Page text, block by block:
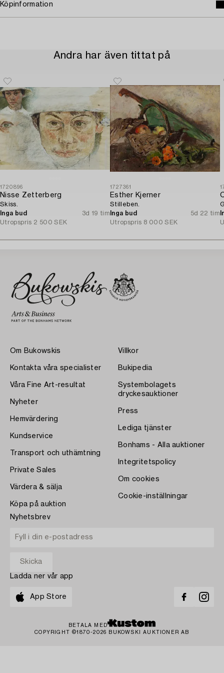
Köpinformation
Andra har även tittat på
1720896
Nisse Zetterberg
Skiss.
Inga bud
3d 19 tim
Utropspris 2 500 SEK
1727361
Esther Kjerner
Stilleben.
Inga bud
5d 22 tim
Utropspris 8 000 SEK
Om Bukowskis
Kontakta våra specialister
Våra Fine Art-resultat
Nyheter
Hemvärdering
Kundservice
Transport och uthämtning
Private Sales
Värdera & sälja
Köpa på auktion
Villkor
Bukipedia
Systembolagets
dryckesauktioner
Press
Lediga tjänster
Bonhams - Alla auktioner
Integritetspolicy
Om cookies
Cookie-inställningar
Nyhetsbrev
Ladda ner vår app
App Store
BETALA MED
COPYRIGHT ©1870-2026 BUKOWSKI AUKTIONER AB